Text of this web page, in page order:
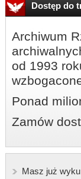
Dostęp do
Archiwum
od 1993
Ponad
Zamów
Masz już